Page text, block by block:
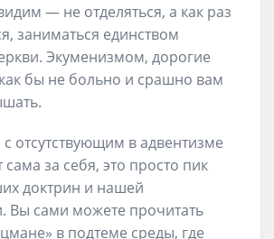
— не отделяться, а как раз
заниматься единством
Экуменизмом, дорогие
бы не больно и срашно вам
отсутствующим в адвентизме
сама за себя, это просто пик
доктрин и нашей
Вы сами можете прочитать
в подтеме среды, где